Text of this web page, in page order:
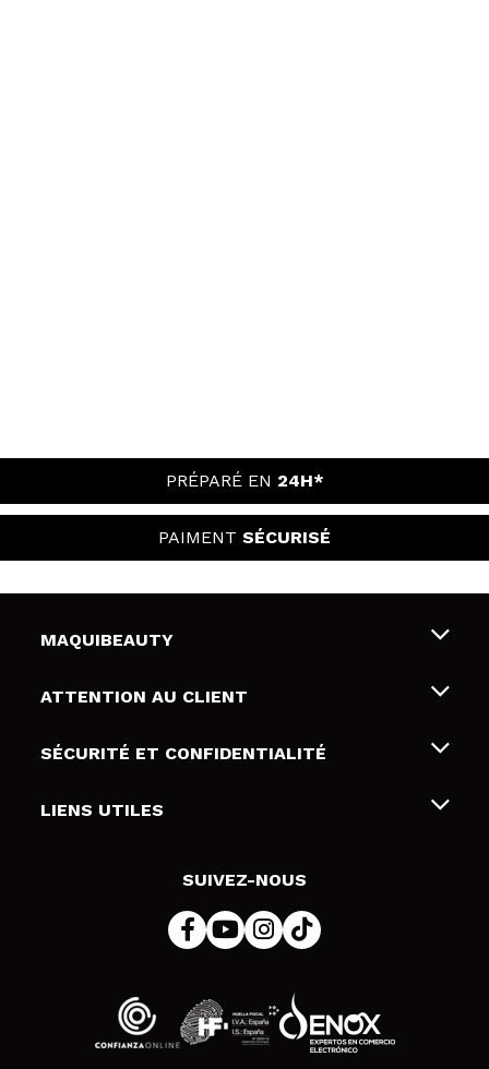
PRÉPARÉ EN 24H*
PAIMENT SÉCURISÉ
MAQUIBEAUTY
Qui sommes nous
Cartes-cadeaux
ATTENTION AU CLIENT
Livraison & retour
Modes de paiement
SÉCURITÉ ET CONFIDENTIALITÉ
Conditions et confidentialité
LIENS UTILES
SUIVEZ-NOUS